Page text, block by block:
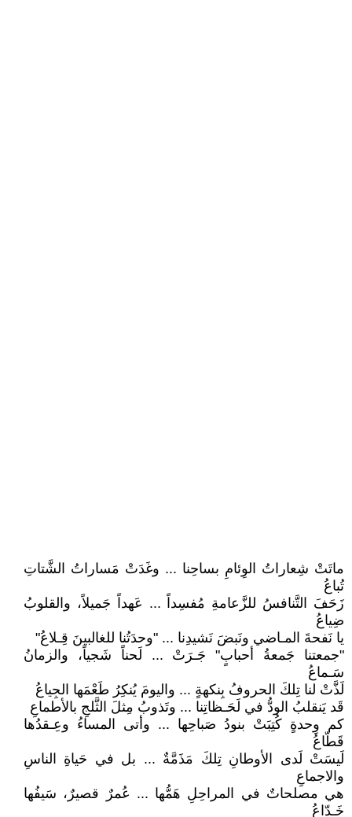
ماتَتْ شِعاراتُ الوِئامِ بساحِنا ... وغَدَتْ مَساراتُ الشَّتاتِ
تُباعُ
زَحَفَ التَّنافسُ للزَّعامةِ مُفسِداً ... عَهداً جَميلاً، والقلوبُ
ضِياعُ
يا نَفحةَ المـاضي ونَبضَ نَشيدِنا ... "وحدَتُنا للغالبينَ قِـلاعُ"
"جمعتنا جَمعةُ أحبابٍ" جَـرَتْ ... لَحناً شَجياً، والزمانُ
سَـماعُ
لَذَّتْ لنا تِلكَ الحروفُ بِنكهةٍ ... واليومَ يُنكِرُ طَعْمَها الجِياعُ
قَد يَنقلبُ الودُّ في لَحَـظاتِنا ... وتَذوبُ مِثلَ الثَّلجِ بالأطماعِ
كم وِحدةٍ كُتِبَتْ بنودُ صَباحِها ... وأتى المساءُ وعِـقدُها
قَطّاعُ
لَيسَتْ لَدى الأوطانِ تِلكَ مَذَمَّةٌ ... بل في حَياةِ الناسِ
والاجماعِ
هي مصلحاتٌ في المراحِلِ هَمُّها ... عُمرٌ قصيرٌ، سَيفُها
خَـدّاعُ